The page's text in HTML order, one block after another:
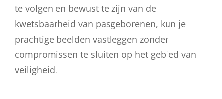
te volgen en bewust te zijn van de
kwetsbaarheid van pasgeborenen, kun je
prachtige beelden vastleggen zonder
compromissen te sluiten op het gebied van
veiligheid.